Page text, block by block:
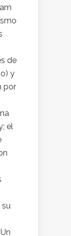
de
y
por
el
su